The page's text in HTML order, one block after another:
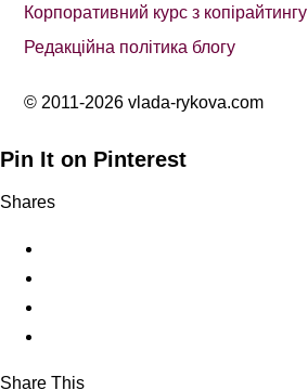
Корпоративний курс з копірайтингу
Редакційна політика блогу
© 2011-2026 vlada-rykova.com
Pin It on Pinterest
Shares
Share This